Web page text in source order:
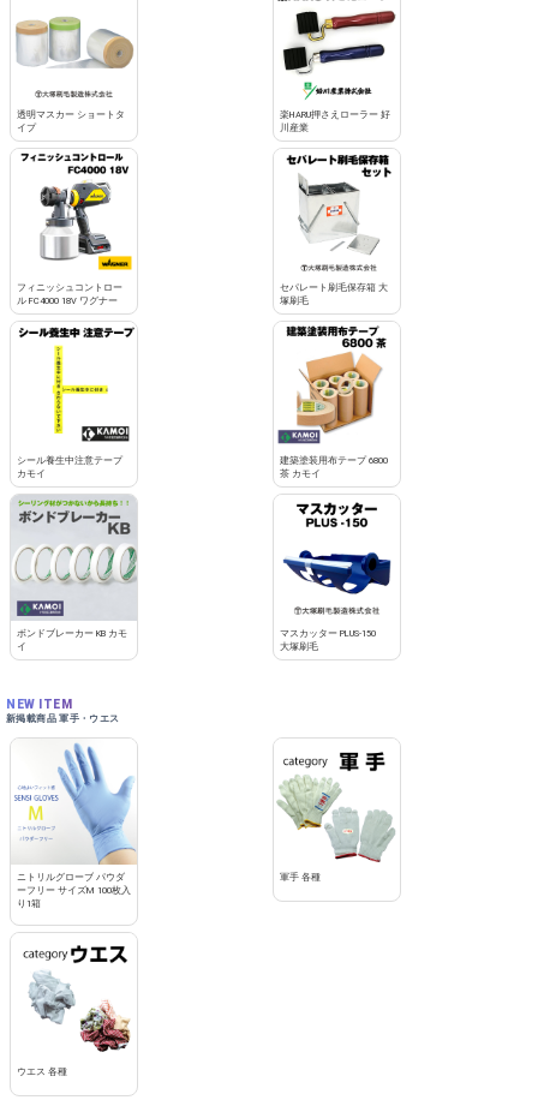
透明マスカー ショートタ
イプ
楽HARU押さえローラー 好
川産業
フィニッシュコントロー
ル FC4000 18V ワグナー
セパレート刷毛保存箱 大
塚刷毛
シール養生中注意テープ
カモイ
建築塗装用布テープ 6800
茶 カモイ
ボンドブレーカー KB カモ
イ
マスカッター PLUS-150
大塚刷毛
NEW ITEM
新掲載商品 軍手・ウエス
ニトリルグローブ パウダ
ーフリー サイズM 100枚入
り1箱
軍手 各種
ウエス 各種